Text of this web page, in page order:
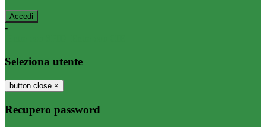
-
Seleziona utente
button close ×
Recupero password